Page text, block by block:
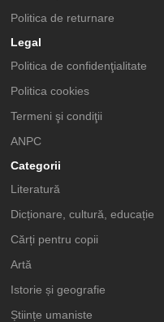
Politica de returnare
Legal
Politica de confidenţialitate
Politica cookies
Termeni şi condiţii
ANPC
Categorii
Literatură
Dicționare, cultură, educație
Cărți pentru copii
Artă
Istorie și geografie
Științe umaniste